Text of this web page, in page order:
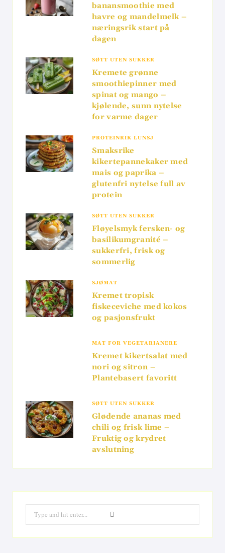
banansmoothie med
havre og mandelmelk –
næringsrik start på
dagen
SØTT UTEN SUKKER
Kremete grønne
smoothiepinner med
spinat og mango –
kjølende, sunn nytelse
for varme dager
PROTEINRIK LUNSJ
Smaksrike
kikertepannekaker med
mais og paprika –
glutenfri nytelse full av
protein
SØTT UTEN SUKKER
Fløyelsmyk fersken- og
basilikumgranité –
sukkerfri, frisk og
sommerlig
SJØMAT
Kremet tropisk
fiskeceviche med kokos
og pasjonsfrukt
MAT FOR VEGETARIANERE
Kremet kikertsalat med
nori og sitron –
Plantebasert favoritt
SØTT UTEN SUKKER
Glødende ananas med
chili og frisk lime –
Fruktig og krydret
avslutning
Search
for: